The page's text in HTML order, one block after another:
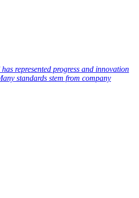
represented progress and innovation
standards stem from company